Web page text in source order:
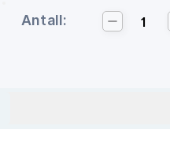
Antall: 1